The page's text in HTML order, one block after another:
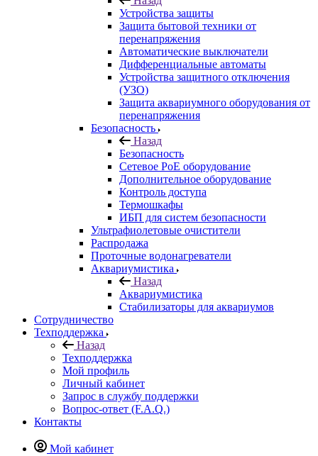
Устройства защиты
Защита бытовой техники от
перенапряжения
Автоматические выключатели
Дифференциальные автоматы
Устройства защитного отключения
(УЗО)
Защита аквариумного оборудования от
перенапряжения
Безопасность
Назад
Безопасность
Сетевое PoE оборудование
Дополнительное оборудование
Контроль доступа
Термошкафы
ИБП для систем безопасности
Ультрафиолетовые очистители
Распродажа
Проточные водонагреватели
Аквариумистика
Назад
Аквариумистика
Стабилизаторы для аквариумов
Сотрудничество
Техподдержка
Назад
Техподдержка
Мой профиль
Личный кабинет
Запрос в службу поддержки
Вопрос-ответ (F.A.Q.)
Контакты
Мой кабинет